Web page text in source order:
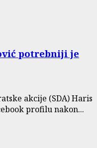
potrebniji je
akcije (SDA) Haris
profilu nakon...